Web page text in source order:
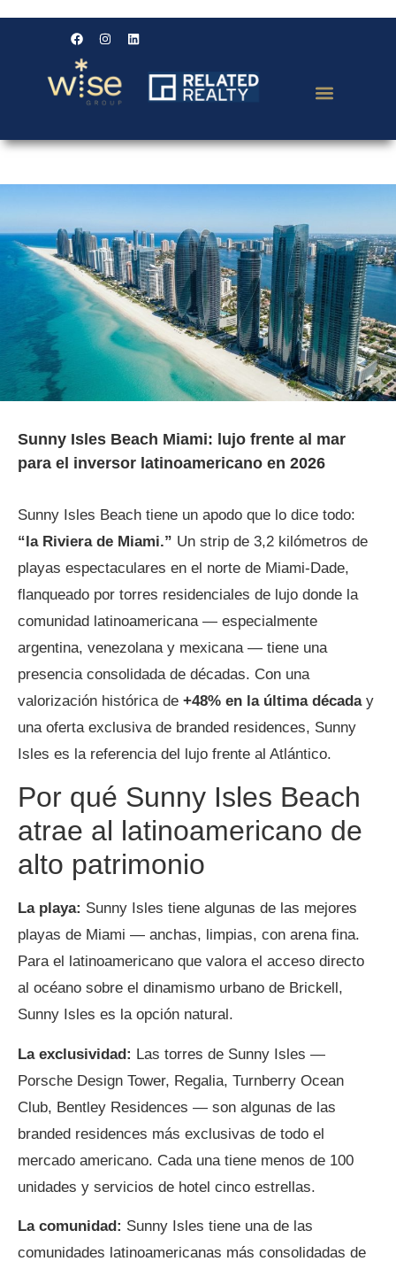
Sunny Isles Beach Miami: lujo frente al mar
para el inversor latinoamericano en 2026
Sunny Isles Beach tiene un apodo que lo dice todo:
“la Riviera de Miami.” Un strip de 3,2 kilómetros de
playas espectaculares en el norte de Miami-Dade,
flanqueado por torres residenciales de lujo donde la
comunidad latinoamericana — especialmente
argentina, venezolana y mexicana — tiene una
presencia consolidada de décadas. Con una
valorización histórica de +48% en la última décaday
una oferta exclusiva de branded residences, Sunny
Isles es la referencia del lujo frente al Atlántico.
Por qué Sunny Isles Beach
atrae al latinoamericano de
alto patrimonio
La playa: Sunny Isles tiene algunas de las mejores
playas de Miami — anchas, limpias, con arena fina.
Para el latinoamericano que valora el acceso directo
al océano sobre el dinamismo urbano de Brickell,
Sunny Isles es la opción natural.
La exclusividad: Las torres de Sunny Isles —
Porsche Design Tower, Regalia, Turnberry Ocean
Club, Bentley Residences — son algunas de las
branded residences más exclusivas de todo el
mercado americano. Cada una tiene menos de 100
unidades y servicios de hotel cinco estrellas.
La comunidad: Sunny Isles tiene una de las
comunidades latinoamericanas más consolidadas de